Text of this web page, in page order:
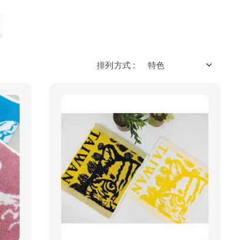
排列方式 :